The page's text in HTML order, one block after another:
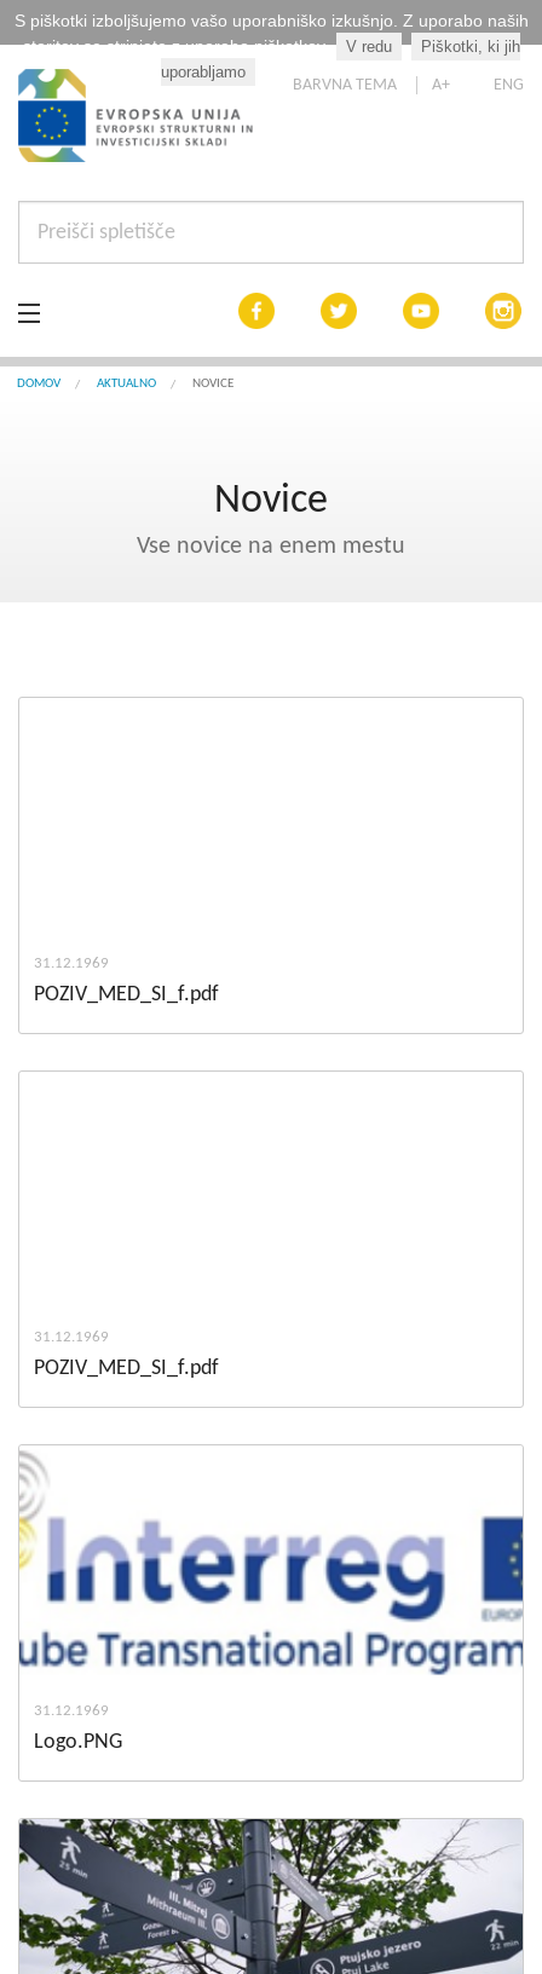
S piškotki izboljšujemo vašo uporabniško izkušnjo. Z uporabo naših
storitev se strinjate z uporabo piškotkov.
V redu
Piškotki, ki jih
uporabljamo
BARVNA TEMA A+ ENG
Aktualno
Blog
DOMOV AKTUALNO NOVICE
Novice
Vse novice na enem mestu
31.12.1969
POZIV_MED_SI_f.pdf
31.12.1969
POZIV_MED_SI_f.pdf
31.12.1969
Logo.PNG